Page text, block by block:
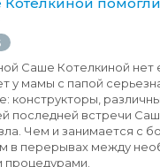
Котелкиной
Саше Котелкиной нет
у мамы с папой
конструкторы,
последней встречи
Чем и занимается с
в перерывах между
процедурами.